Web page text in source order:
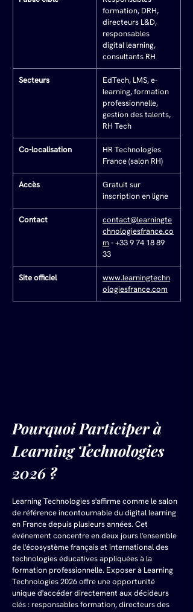
formation, DRH,
directeurs L&D,
responsables
digital learning,
consultants RH
Secteurs
EdTech, LMS, e-
learning, formation
professionnelle,
gestion des talents,
RH Tech
Co-localisation
HR Technologies
France (salon RH)
Accès
Gratuit sur
inscription en ligne
Contact
contact@learningte
chnologiesfrance.co
m - +33 9 74 18 89
33
Site officiel
www.learningtechn
ologiesfrance.com
Pourquoi Participer à
Learning Technologies
2026 ?
Learning Technologies s'affirme comme le salon
de référence incontournable du digital learning
en France depuis plusieurs années. Cet
événement concentre en deux jours l'ensemble
de l'écosystème français et international des
technologies éducatives appliquées à la
formation professionnelle. Exposer à Learning
Technologies 2026 offre une opportunité
unique d'accéder directement aux décideurs
clés : responsables formation, directeurs des